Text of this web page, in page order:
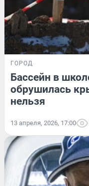
ГОРОД
Бассейн в
обрушилась
нельзя
13 апреля, 2026, 17:00